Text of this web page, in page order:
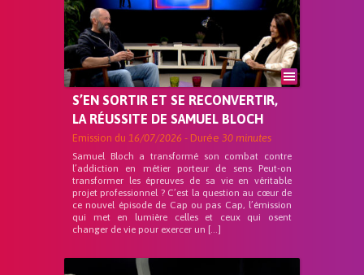
S’EN SORTIR ET SE RECONVERTIR,
LA RÉUSSITE DE SAMUEL BLOCH
Emission du 16/07/2026 - Durée 30 minutes
Samuel Bloch a transformé son combat contre
l’addiction en métier porteur de sens Peut-on
transformer les épreuves de sa vie en véritable
projet professionnel ? C’est la question au cœur de
ce nouvel épisode de Cap ou pas Cap, l’émission
qui met en lumière celles et ceux qui osent
changer de vie pour exercer un […]